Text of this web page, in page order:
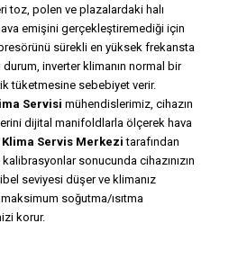
toz, polen ve plazalardaki halı
emişini gerçekleştiremediği için
sürekli en yüksek frekansta
durum, inverter klimanın normal bir
tüketmesine sebebiyet verir.
Servisi mühendislerimiz, cihazın
dijital manifoldlarla ölçerek hava
Klima Servis Merkezi tarafından
sonucunda cihazınızın
seviyesi düşer ve klimanız
soğutma/ısıtma
korur.